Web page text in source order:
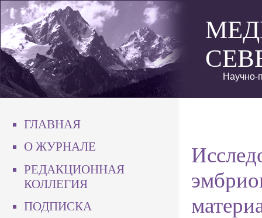
Научно-
ГЛАВНАЯ
О ЖУРНАЛЕ
РЕДАКЦИОННАЯ
КОЛЛЕГИЯ
ПОДПИСКА